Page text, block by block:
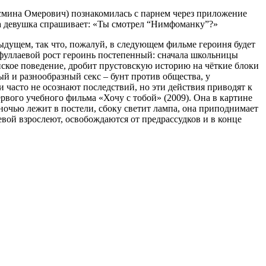
Омерович) познакомилась с парнем через приложение
девушка спрашивает: «Ты смотрел “Нимфоманку”?»
так что, пожалуй, в следующем фильме героиня будет
рост героинь постепенный: сначала школьницы
поведение, дробит прустовскую историю на чёткие блоки
и разнообразный секс – бунт против общества, у
не осознают последствий, но эти действия приводят к
учебного фильма «Хочу с тобой» (2009). Она в картине
лежит в постели, сбоку светит лампа, она приподнимает
взрослеют, освобождаются от предрассудков и в конце